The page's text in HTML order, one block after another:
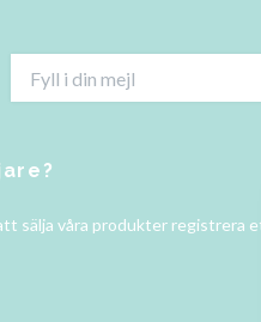
sälja våra produkter registrera